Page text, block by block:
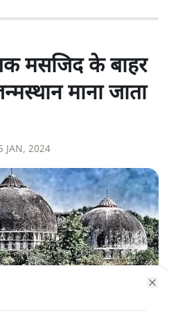
मसजिद के बाहर
माना जाता
JAN, 2024